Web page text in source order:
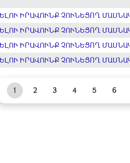
ԻՐԱՎՈՒՆՔ ՉՈՒՆԵՑՈՂ
ԻՐԱՎՈՒՆՔ ՉՈՒՆԵՑՈՂ
ԻՐԱՎՈՒՆՔ ՉՈՒՆԵՑՈՂ
ԻՐԱՎՈՒՆՔ ՉՈՒՆԵՑՈՂ
1 2 3 4 5 6